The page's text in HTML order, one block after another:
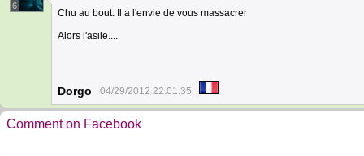
6
Chu au bout: Il a l'envie de vous massacrer
Alors l'asile....
Dorgo 04/29/2012 22:01:35
Comment on Facebook